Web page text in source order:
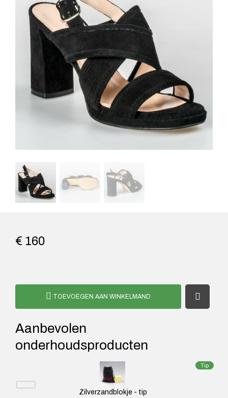
€ 160
TOEVOEGEN AAN WINKELMAND
Aanbevolen
onderhoudsproducten
Tip
Zilverzandblokje - tip